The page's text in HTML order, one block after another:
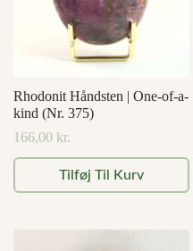
varesiden
Rhodonit Håndsten | One-of-a-
kind (Nr. 375)
166,00 kr.
Tilføj Til Kurv